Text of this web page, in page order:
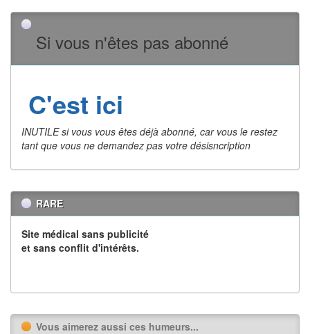
Si vous n'êtes pas abonné
C'est ici
INUTILE si vous vous êtes déjà abonné, car vous le restez
tant que vous ne demandez pas votre désisncription
RARE
Site médical sans publicité
et sans conflit d'intérêts.
Vous aimerez aussi ces humeurs...